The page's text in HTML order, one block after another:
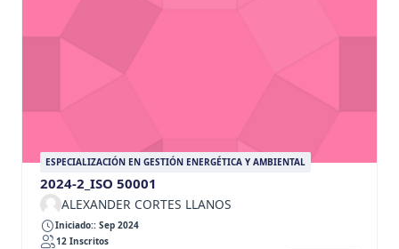
ESPECIALIZACIÓN EN GESTIÓN ENERGÉTICA Y AMBIENTAL
2024-2_ISO 50001
ALEXANDER CORTES LLANOS
Iniciado:: Sep 2024
12 Inscritos